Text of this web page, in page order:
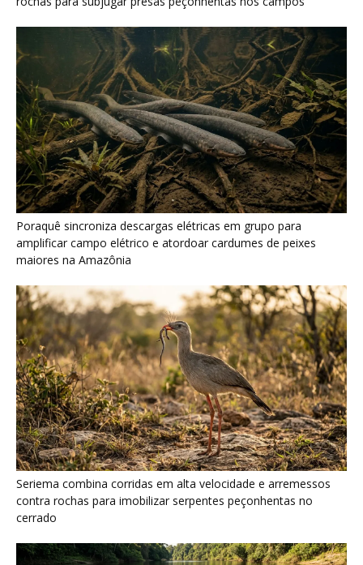
Poraquê sincroniza descargas elétricas em grupo para
amplificar campo elétrico e atordoar cardumes de peixes
maiores na Amazônia
Seriema combina corridas em alta velocidade e arremessos
contra rochas para imobilizar serpentes peçonhentas no
cerrado